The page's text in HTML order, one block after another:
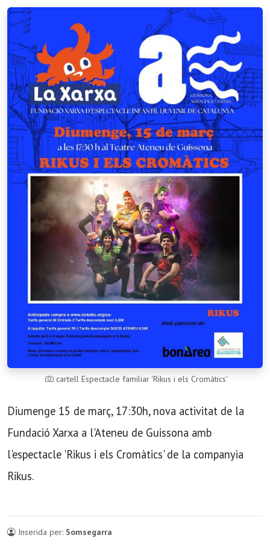
cartell Espectacle familiar 'Rikus i els Cromàtics'
Diumenge 15 de març, 17:30h, nova activitat de la
Fundació Xarxa a l'Ateneu de Guissona amb
l'espectacle 'Rikus i els Cromàtics' de la companyia
Rikus.
Inserida per: Somsegarra